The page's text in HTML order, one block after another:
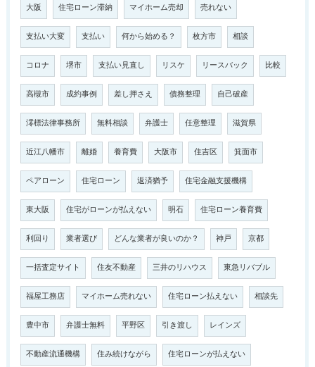
大阪 住宅ローン滞納 マイホーム売却 売れない
支払い大変 支払い 何から始める？ 枚方市 相談
コロナ 堺市 支払い見直し リスケ リースバック 比較
高槻市 成約事例 差し押さえ 債務整理 自己破産
澪標法律事務所 無料相談 弁護士 任意整理 滋賀県
近江八幡市 離婚 養育費 大阪市 住吉区 箕面市
ペアローン 住宅ローン 返済猶予 住宅金融支援機構
東大阪 住宅がローンが払えない 明石 住宅ローン養育費
利回り 業者選び どんな業者が良いのか？ 神戸 京都
一括査定サイト 住友不動産 三井のリハウス 東急リバブル
福屋工務店 マイホーム売れない 住宅ローン払えない 相談先
豊中市 弁護士無料 平野区 引き渡し レインズ
不動産流通機構 住み続けながら 住宅ローンが払えない